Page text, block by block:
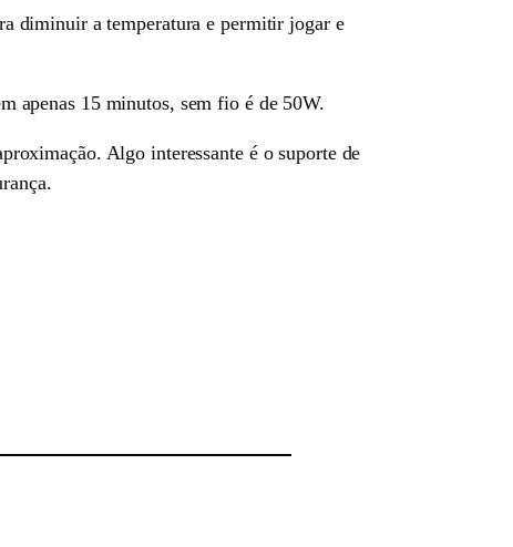
diminuir a temperatura e permitir jogar e
apenas 15 minutos, sem fio é de 50W.
Algo interessante é o suporte de